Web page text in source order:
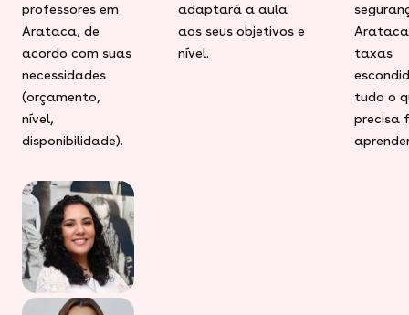
professores em
Arataca, de
acordo com suas
necessidades
(orçamento,
nível,
disponibilidade).
adaptará a aula
aos seus objetivos e
nível.
taxas
tudo o
precisa